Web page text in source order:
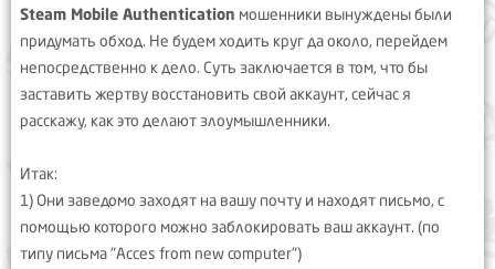
Steam Mobile Authentication мошенники вынуждены были
придумать обход. Не будем ходить круг да около, перейдем
непосредственно к дело. Суть заключается в том, что бы
заставить жертву восстановить свой аккаунт, сейчас я
расскажу, как это делают злоумышленники.
Итак:
1) Они заведомо заходят на вашу почту и находят письмо, с
помощью которого можно заблокировать ваш аккаунт. (по
типу письма "Acces from new computer")